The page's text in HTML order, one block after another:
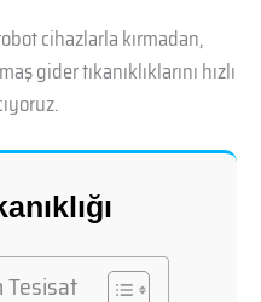
cihazlarla kırmadan,
gider tıkanıklıklarını hızlı
Tesisat